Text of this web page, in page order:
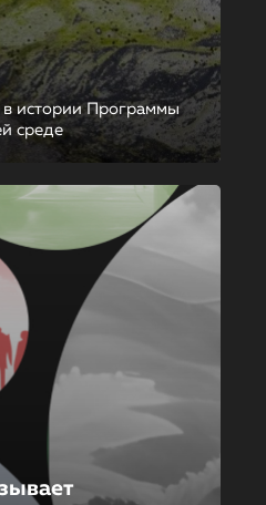
в истории Программы
среде